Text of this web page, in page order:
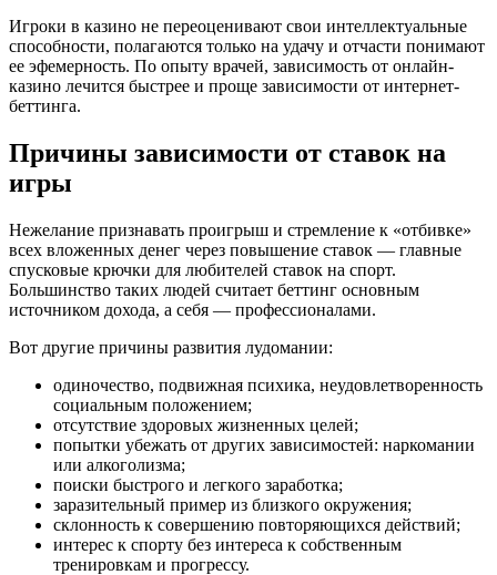
Игроки в казино не переоценивают свои интеллектуальные
способности, полагаются только на удачу и отчасти понимают
ее эфемерность. По опыту врачей, зависимость от онлайн-
казино лечится быстрее и проще зависимости от интернет-
беттинга.
Причины зависимости от ставок на
игры
Нежелание признавать проигрыш и стремление к «отбивке»
всех вложенных денег через повышение ставок — главные
спусковые крючки для любителей ставок на спорт.
Большинство таких людей считает беттинг основным
источником дохода, а себя — профессионалами.
Вот другие причины развития лудомании:
одиночество, подвижная психика, неудовлетворенность
социальным положением;
отсутствие здоровых жизненных целей;
попытки убежать от других зависимостей: наркомании
или алкоголизма;
поиски быстрого и легкого заработка;
заразительный пример из близкого окружения;
склонность к совершению повторяющихся действий;
интерес к спорту без интереса к собственным
тренировкам и прогрессу.